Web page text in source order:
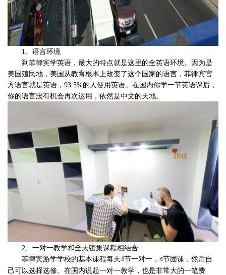
1、语言环境
到菲律宾学英语，最大的特点就是这里的全英语环境。因为是
美国殖民地，美国从教育根本上改变了这个国家的语言，菲律宾官
方语言就是英语， 93.5%的人使用英语。在国内你学一节英语课后，
你的语言没有机会再次运用，依然是中文的天地。
2、 一对一教学和全天密集课程相结合
菲律宾游学学校的基本课程每天4节一对一， 4节团课，然后自
己可以选择选修。在国内说起一对一教学，也是非常大的一笔费